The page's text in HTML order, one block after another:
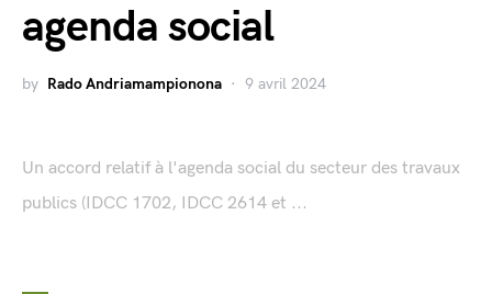
agenda social
by Rado Andriamampionona 9 avril 2024
Un accord relatif à l'agenda social du secteur des travaux
publics (IDCC 1702, IDCC 2614 et ...